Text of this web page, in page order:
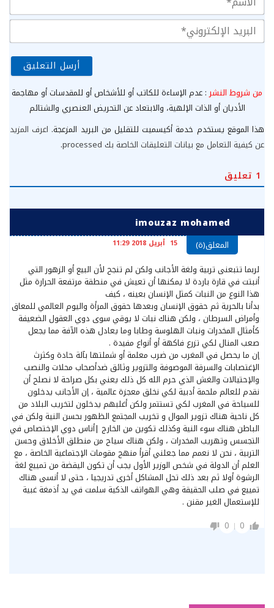
من شروط النشر: عدم الإساءة للكاتب أو للأشخاص أو للمقدسات أو مهاجمة
الأديان أو الذات الإلهية، والابتعاد عن التحريض العنصري والشتائم
هذا الموقع يستخدم خدمة أكيسميت للتقليل من البريد المزعجة. اعرف المزيد
عن كيفية التعامل مع بيانات التعليقات الخاصة بك processed
.
1 تعليق
imouzaz mohamed
المعلق(ة) 15 أبريل 2018 11:29
لربما تتبعنى تربية ولغة الأجانب ولكن لم تنجح لأن البيع أو الزهور التي
أنبتت في قارة باردة لا يمكنها أن تعيش في منطقة مرتفعة الحرارة مثل
هذا النوع من النبات كمثل الإنسان بعينه ، كيف
بدأنا بالحرية ثم حقوق الإنسان وبعدها حقوق المرأة واليوم العالمي للمعاق
وأمراض السرطان ، ولكن هناك نبات لا يوقي سوى دوي العقول الضعيفة
كأمثال المخدرات ونبات الهلوسة وطابا وما يعادل هذه الآفة مما يجعل
صعب المنال لكي تزرع فاكهة أو أنواع مفيدة .
إن ما يحصل في المغرب من ضرب معلمة أو شملتها بآلة حادة وكثرث
الإغتصابات والسرقة الموصوفة والتزوير وثائق ضدأصحاب محلات والنصب
والإحتيالات والغش الذي حرم الله كل ذلك يعني بكل صراحة لا نصلح أن
نقدم للعالم ملحمة أدبية لكي نخلق معجزة عالمية ، إن الأجانب يدخلون
للسياحة في المغرب لكي تستتمر ولكن أغلبهم يدخلون لتخريب البلاد من
كل ناحية هناك تزوير الموال و تخريب المجتمع الظهور بحسن النية ولكن في
الباطن هناك سوء النية وكذلك تكوين من الخارج |أناس دوي الإختصاص في
التجسس وتهريب المخدرات ، ولكن هناك سياح من منطلق الأخلاق وحسن
التربية ، نحن لا نعمم مما جعلني أقرأ منهج مقومات الإجتماعية الخاصة ، مع
العلم أن الدولة في شخص الوزير الأول يجب أن تكون اليقضة من تمييع لغة
الرشوة أولا ثم بعد ذلك تحل المشاكل أخرى تدريجيا ، حتى لا أنسى هناك
تمييع في صلب الحقيقة وهي الهواتف الذكية سلمت في يد أذمغة غبية
للإستعمال الغير مقنن .
0
0